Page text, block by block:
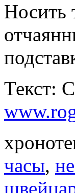
Носить
Текст:
часы,